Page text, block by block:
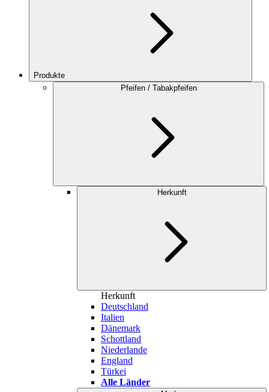
Produkte
Pfeifen / Tabakpfeifen
Herkunft
Herkunft
Deutschland
Italien
Dänemark
Schottland
Niederlande
England
Türkei
Alle Länder